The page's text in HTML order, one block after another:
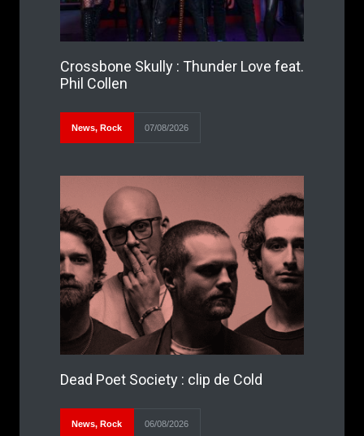
Crossbone Skully : Thunder Love feat.
Phil Collen
News, Rock 07/08/2026
Dead Poet Society : clip de Cold
News, Rock 06/08/2026